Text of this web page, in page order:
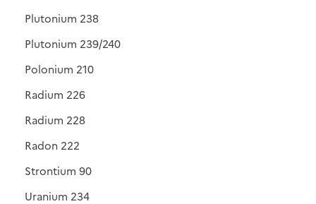
Plutonium 238
Plutonium 239/240
Polonium 210
Radium 226
Radium 228
Radon 222
Strontium 90
Uranium 234